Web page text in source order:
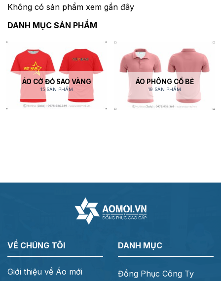
Không có sản phẩm xem gần đây
DANH MỤC SẢN PHẨM
ÁO CỜ ĐỎ SAO VÀNG
15 SẢN PHẨM
ÁO PHÔNG CỔ BẺ
19 SẢN PHẨM
VỀ CHÚNG TÔI
Giới thiệu về Áo mới
DANH MỤC
Đồng Phục Công Ty